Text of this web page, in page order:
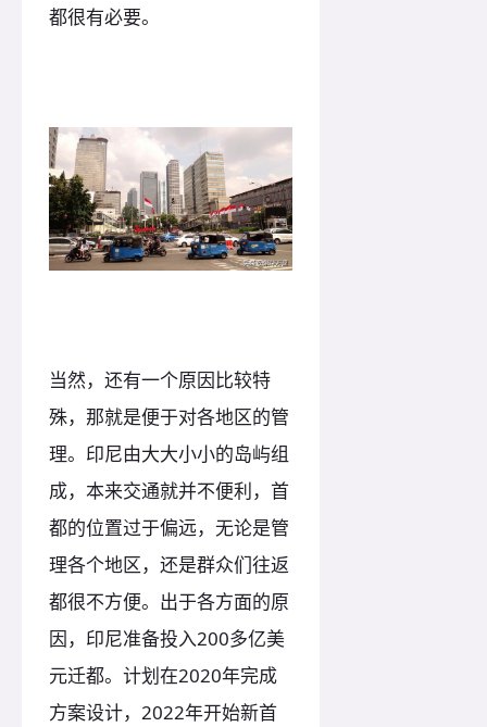
都很有必要。
当然，还有一个原因比较特
殊，那就是便于对各地区的管
理。印尼由大大小小的岛屿组
成，本来交通就并不便利，首
都的位置过于偏远，无论是管
理各个地区，还是群众们往返
都很不方便。出于各方面的原
因，印尼准备投入200多亿美
元迁都。计划在2020年完成
方案设计，2022年开始新首